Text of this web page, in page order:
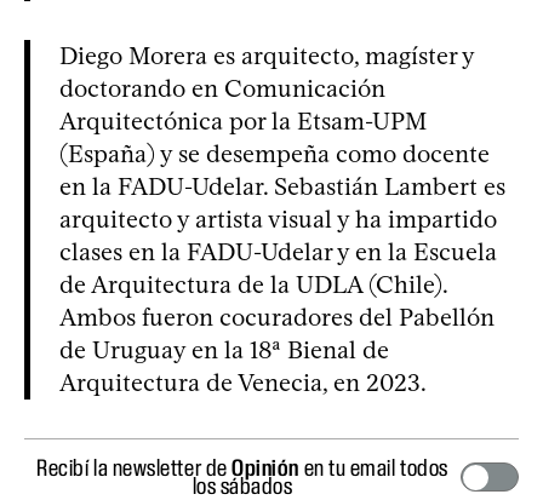
Diego Morera es arquitecto, magíster y
doctorando en Comunicación
Arquitectónica por la Etsam-UPM
(España) y se desempeña como docente
en la FADU-Udelar. Sebastián Lambert es
arquitecto y artista visual y ha impartido
clases en la FADU-Udelar y en la Escuela
de Arquitectura de la UDLA (Chile).
Ambos fueron cocuradores del Pabellón
de Uruguay en la 18ª Bienal de
Arquitectura de Venecia, en 2023.
Recibí la newsletter deOpinión en tu email todos
los sábados